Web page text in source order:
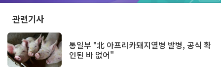
관련기사
통일부 "北 아프리카돼지열병 발병, 공식 확
인된 바 없어"